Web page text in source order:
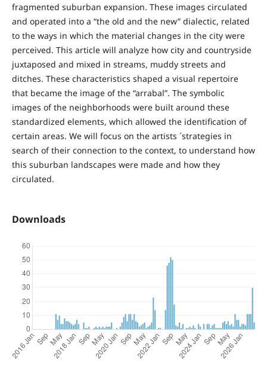
fragmented suburban expansion. These images circulated
and operated into a “the old and the new” dialectic, related
to the ways in which the material changes in the city were
perceived. This article will analyze how city and countryside
juxtaposed and mixed in streams, muddy streets and
ditches. These characteristics shaped a visual repertoire
that became the image of the “arrabal”. The symbolic
images of the neighborhoods were built around these
standardized elements, which allowed the identification of
certain areas. We will focus on the artists ´strategies in
search of their connection to the context, to understand how
this suburban landscapes were made and how they
circulated.
Downloads